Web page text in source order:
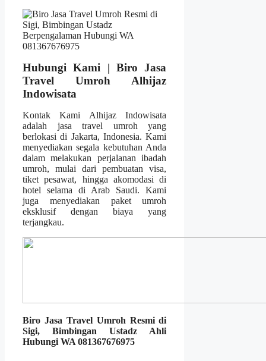
Hubungi Kami | Biro Jasa
Travel Umroh Alhijaz
Indowisata
Kontak Kami Alhijaz Indowisata
adalah jasa travel umroh yang
berlokasi di Jakarta, Indonesia. Kami
menyediakan segala kebutuhan Anda
dalam melakukan perjalanan ibadah
umroh, mulai dari pembuatan visa,
tiket pesawat, hingga akomodasi di
hotel selama di Arab Saudi. Kami
juga menyediakan paket umroh
eksklusif dengan biaya yang
terjangkau.
Biro Jasa Travel Umroh Resmi di
Sigi, Bimbingan Ustadz Ahli
Hubungi WA 081367676975